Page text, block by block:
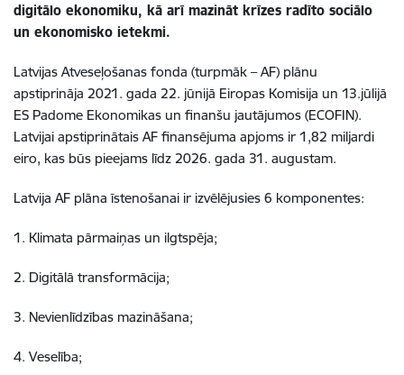
digitālo ekonomiku, kā arī mazināt krīzes radīto sociālo
un ekonomisko ietekmi.
Latvijas Atveseļošanas fonda (turpmāk – AF) plānu
apstiprināja 2021. gada 22. jūnijā Eiropas Komisija un 13.jūlijā
ES Padome Ekonomikas un finanšu jautājumos (ECOFIN).
Latvijai apstiprinātais AF finansējuma apjoms ir 1,82 miljardi
eiro, kas būs pieejams līdz 2026. gada 31. augustam.
Latvija AF plāna īstenošanai ir izvēlējusies 6 komponentes:
1. Klimata pārmaiņas un ilgtspēja;
2. Digitālā transformācija;
3. Nevienlīdzības mazināšana;
4. Veselība;